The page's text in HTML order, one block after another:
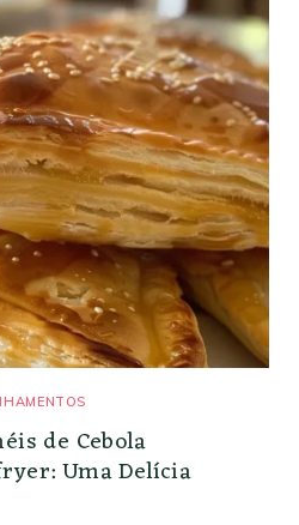
de Cebola
Uma Delícia